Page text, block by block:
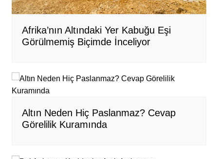
Afrika’nın Altındaki Yer Kabuğu Eşi
Görülmemiş Biçimde İnceliyor
Altın Neden Hiç Paslanmaz? Cevap
Görelilik Kuramında